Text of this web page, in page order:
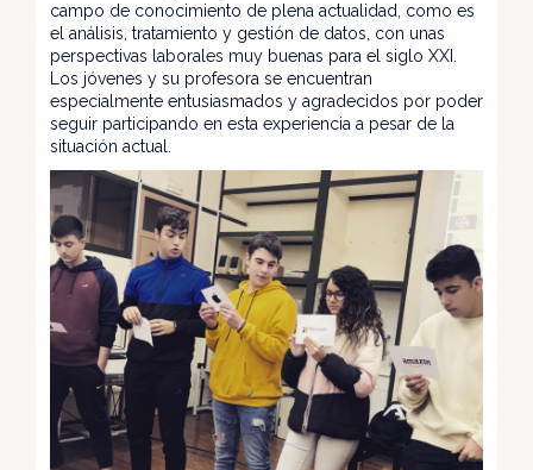
campo de conocimiento de plena actualidad, como es
el análisis, tratamiento y gestión de datos, con unas
perspectivas laborales muy buenas para el siglo XXI.
Los jóvenes y su profesora se encuentran
especialmente entusiasmados y agradecidos por poder
seguir participando en esta experiencia a pesar de la
situación actual.